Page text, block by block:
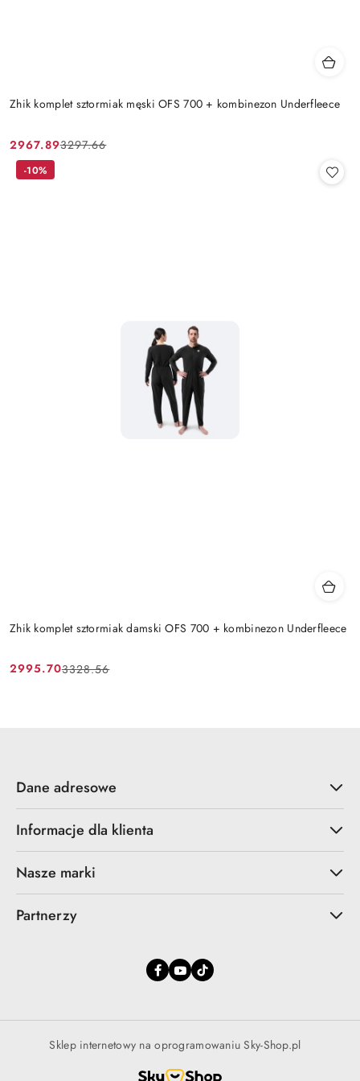
Zhik komplet sztormiak męski OFS 700 + kombinezon Underfleece
Cena
promocyjna:
2967.89
Cena
przed
3297.66
Zhik komplet sztormiak damski OFS 700 + kombinezon Underfleece
Cena
2995.70
Cena
3328.56
-10%
Dane adresowe
Informacje dla klienta
Nasze marki
Partnerzy
Sklep internetowy na oprogramowaniu Sky-Shop.pl